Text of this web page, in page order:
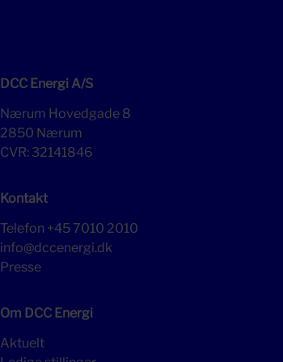
DCC Energi A/S
Nærum Hovedgade 8
2850 Nærum
CVR: 32141846
Kontakt
Telefon +45 7010 2010
info@dccenergi.dk
Presse
Om DCC Energi
Aktuelt